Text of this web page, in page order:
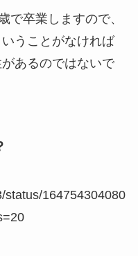
で卒業しますので、
うことがなければ
あるのではないで
status/164754304080